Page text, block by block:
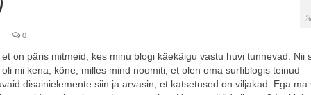
| 0
on päris mitmeid, kes minu blogi käekäigu vastu huvi tunnevad. Nii
nii kena, kõne, milles mind noomiti, et olen oma surfiblogis teinud
disainielemente siin ja arvasin, et katsetused on viljakad. Ega ma